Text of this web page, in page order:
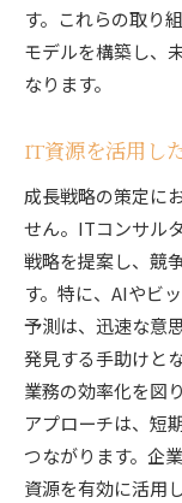
す。これらの取り
モデルを構築し、
なります。
IT資源を活用し
成長戦略の策定に
せん。ITコンサル
戦略を提案し、競
す。特に、AIやビ
予測は、迅速な意
発見する手助けと
業務の効率化を図
アプローチは、短
つながります。企
資源を有効に活用